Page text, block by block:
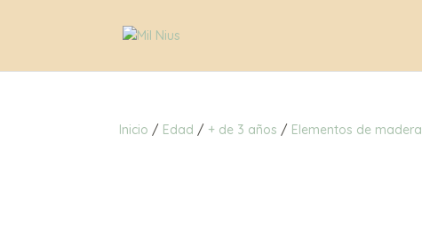
Inicio / Edad / + de 3 años / Elementos de madera